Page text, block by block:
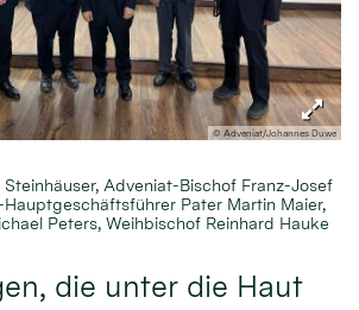
© Adveniat/Johannes Duwe
Steinhäuser, Adveniat-Bischof Franz-Josef
Pater Martin Maier,
Peters, Weihbischof Reinhard Hauke
die unter die Haut